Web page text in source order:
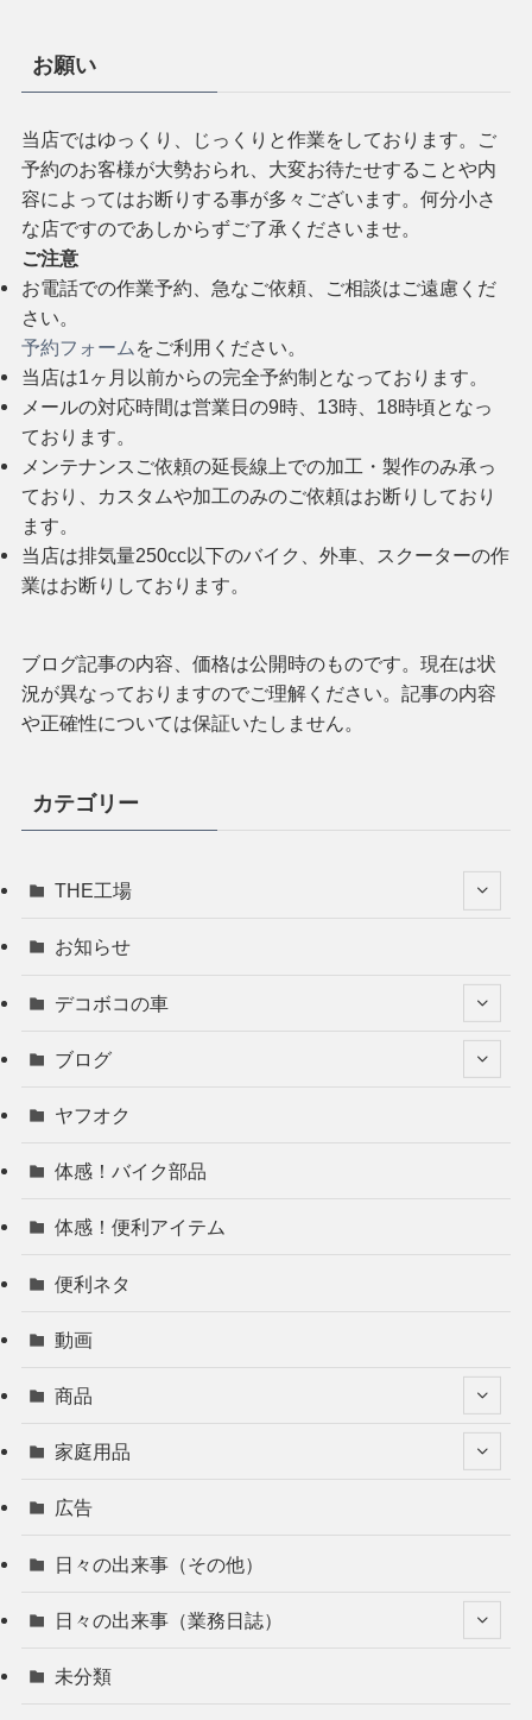
お願い
当店ではゆっくり、じっくりと作業をしております。ご
予約のお客様が大勢おられ、大変お待たせすることや内
容によってはお断りする事が多々ございます。何分小さ
な店ですのであしからずご了承くださいませ。
ご注意
お電話での作業予約、急なご依頼、ご相談はご遠慮くだ
さい。
予約フォーム をご利用ください。
当店は1ヶ月以前からの完全予約制となっております。
メールの対応時間は営業日の9時、13時、18時頃となっ
ております。
メンテナンスご依頼の延長線上での加工・製作のみ承っ
ており、カスタムや加工のみのご依頼はお断りしており
ます。
当店は排気量250cc以下のバイク、外車、スクーターの作
業はお断りしております。
ブログ記事の内容、価格は公開時のものです。現在は状
況が異なっておりますのでご理解ください。記事の内容
や正確性については保証いたしません。
カテゴリー
THE工場
お知らせ
デコボコの車
ブログ
ヤフオク
体感！バイク部品
体感！便利アイテム
便利ネタ
動画
商品
家庭用品
広告
日々の出来事（その他）
日々の出来事（業務日誌）
未分類